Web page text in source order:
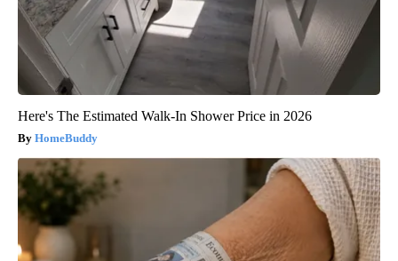
Here's The Estimated Walk-In Shower Price in 2026
HomeBuddy